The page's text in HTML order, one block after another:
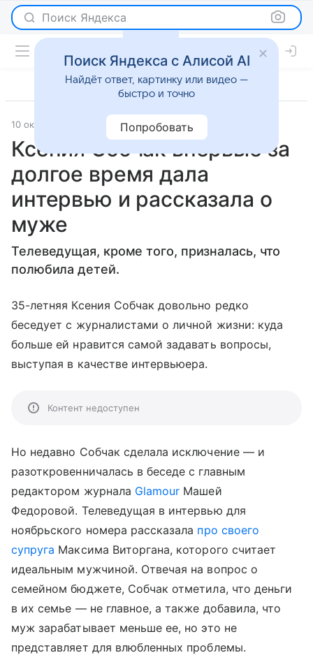
Поиск Яндекса
10 октября 2017 Светская жизнь
Ксения Собчак впервые за
долгое время дала
интервью и рассказала о
муже
Телеведущая, кроме того, призналась, что
полюбила детей.
35-летняя Ксения Собчак довольно редко
беседует с журналистами о личной жизни: куда
больше ей нравится самой задавать вопросы,
выступая в качестве интервьюера.
Контент недоступен
Но недавно Собчак сделала исключение — и
разоткровенничалась в беседе с главным
редактором журнала Glamour Машей
Федоровой. Телеведущая в интервью для
ноябрьского номера рассказала про своего
супруга Максима Виторгана, которого считает
идеальным мужчиной. Отвечая на вопрос о
семейном бюджете, Собчак отметила, что деньги
в их семье — не главное, а также добавила, что
муж зарабатывает меньше ее, но это не
представляет для влюбленных проблемы.
Поиск Яндекса с Алисой AI
Найдёт ответ, картинку или видео —
быстро и точно
Попробовать